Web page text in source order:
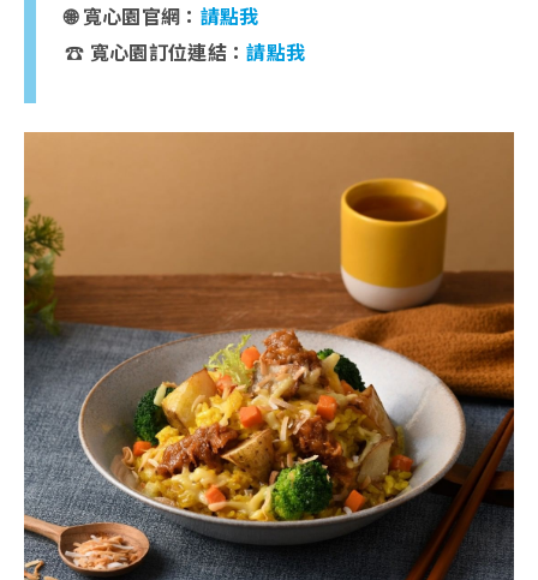
🌐 寬心園官網： 請點我
☎️ 寬心園訂位連結：請點我